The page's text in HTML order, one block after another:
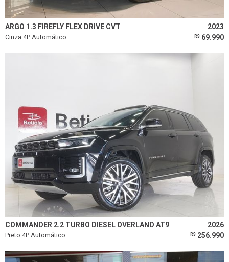
ARGO 1.3 FIREFLY FLEX DRIVE CVT 2023
Cinza 4P Automático R$ 69.990
COMMANDER 2.2 TURBO DIESEL OVERLAND AT9 2026
Preto 4P Automático R$ 256.990